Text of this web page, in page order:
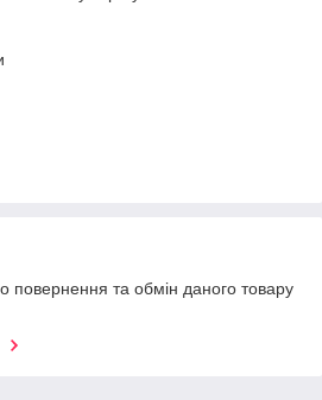
повернення та обмін даного товару